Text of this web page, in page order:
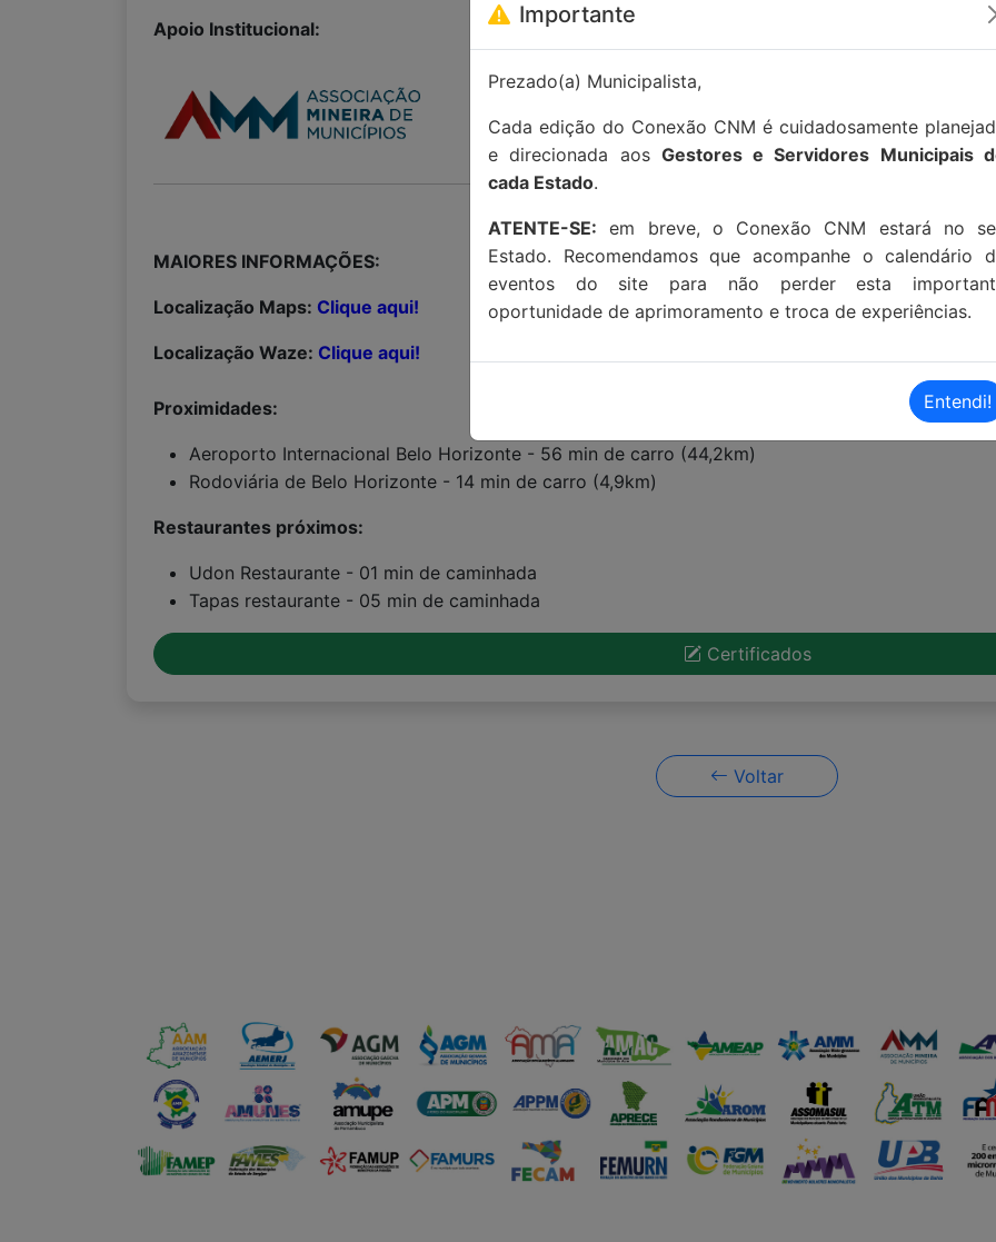
Apoio Institucional:
MAIORES INFORMAÇÕES:
Localização Maps: Clique aqui!
Localização Waze: Clique aqui!
Proximidades:
Aeroporto Internacional Belo Horizonte - 56 min de carro (44,2km)
Rodoviária de Belo Horizonte - 14 min de carro (4,9km)
Restaurantes próximos:
Udon Restaurante - 01 min de caminhada
Tapas restaurante - 05 min de caminhada
Certificados
Voltar
Importante
Prezado(a) Municipalista,
Cada edição do Conexão CNM é cuidadosamente
e direcionada aos Gestores e Servidores Municipais
cada Estado.
ATENTE-SE: em breve, o Conexão CNM estará no
Estado. Recomendamos que acompanhe o calendário
eventos do site para não perder esta
oportunidade de aprimoramento e troca de experiências.
Entendi!